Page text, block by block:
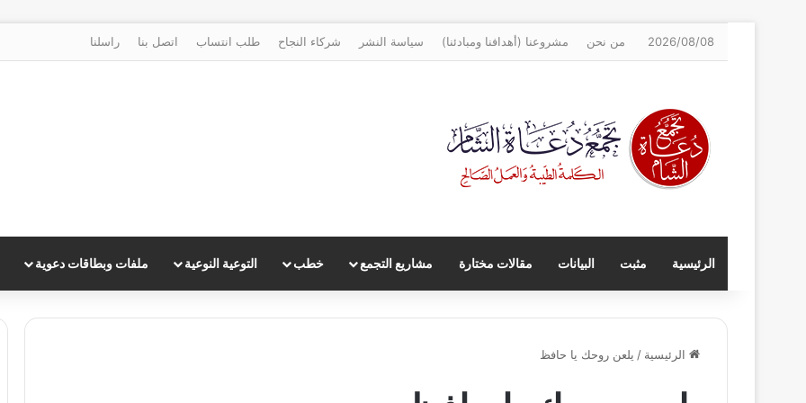
2026/08/08 من نحن مشروعنا (أهدافنا ومبادئنا) سياسة النشر شركاء النجاح طلب انتساب اتصل بنا راسلنا
الرئيسية مثبت البيانات مقالات مختارة مشاريع التجمع خطب التوعية النوعية ملفات وبطاقات دعوية
الرئيسية / يلعن روحك يا حافظ